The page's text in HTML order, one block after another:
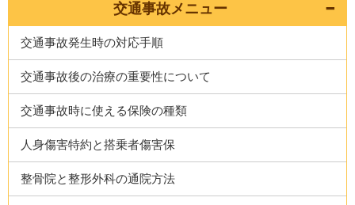
交通事故メニュー
交通事故発生時の対応手順
交通事故後の治療の重要性について
交通事故時に使える保険の種類
人身傷害特約と搭乗者傷害保
整骨院と整形外科の通院方法